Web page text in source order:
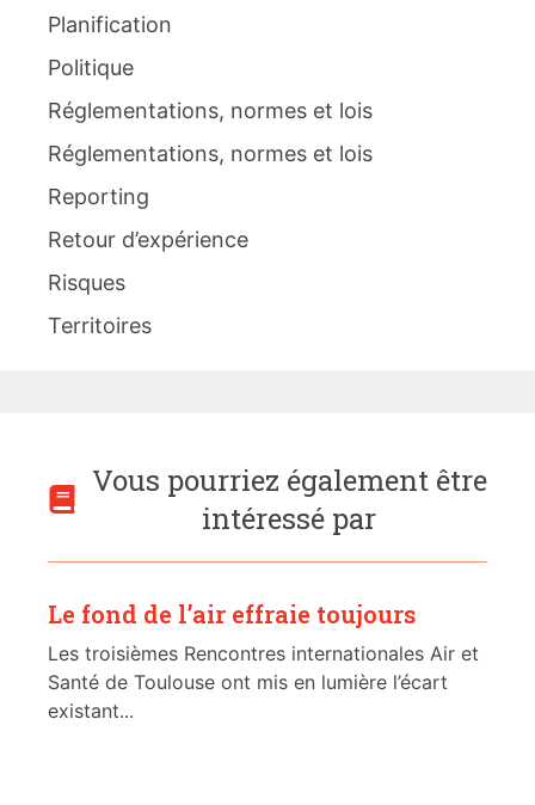
Planification
Politique
Réglementations, normes et lois
Réglementations, normes et lois
Reporting
Retour d’expérience
Risques
Territoires
Vous pourriez également être
intéressé par
Le fond de l’air effraie toujours
Les troisièmes Rencontres internationales Air et
Santé de Toulouse ont mis en lumière l’écart
existant...